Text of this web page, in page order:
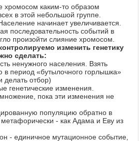
хромосом каким-то образом
в этой небольшой группе.
начинает увеличивается.
последовательность событий в
произойти слияние хромосом.
изменить генетику
сделать:
ненужного населения. Взять
период «бутылочного горлышка»
делать отбор)
генетические изменения.
пока эти изменения не
популяцию обратно в
- как Адама и Еву из
- единичное мутационное событие,